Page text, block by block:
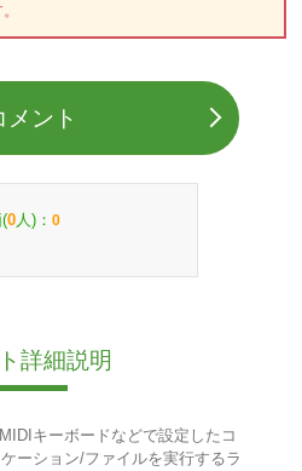
メント
0 人)： 0
詳細説明
キーボードなどで設定したコ
ーション/ファイルを実行するラ